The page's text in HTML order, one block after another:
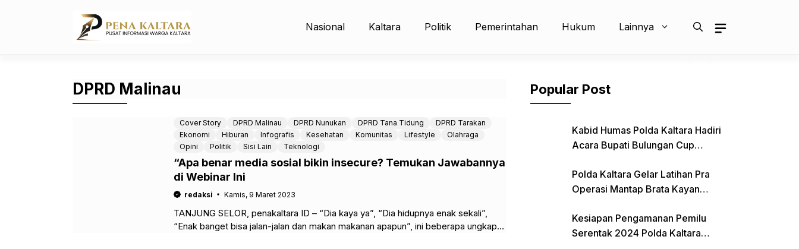
Nasional Kaltara Politik Pemerintahan Hukum Lainnya
DPRD Malinau
Cover Story DPRD Malinau DPRD Nunukan DPRD Tana Tidung
DPRD Tarakan
Ekonomi
Hiburan Infografis Kesehatan Komunitas Lifestyle
Olahraga
Opini
Politik Sisi Lain Teknologi
“Apa benar media sosial bikin insecure? Temukan Jawabannya
di Webinar Ini
redaksi Kamis, 9 Maret 2023
TANJUNG SELOR, penakaltara ID – “Dia kaya ya”, “Dia hidupnya enak sekali”,
“Enak banget bisa jalan-jalan dan makan makanan apapun”, ini beberapa ungkapan
Popular Post
Kabid Humas Polda Kaltara Hadiri
Acara Bupati Bulungan Cup
Polda Kaltara Gelar Latihan Pra
Operasi Mantap Brata Kayan
Kesiapan Pengamanan Pemilu
Serentak 2024 Polda Kaltara